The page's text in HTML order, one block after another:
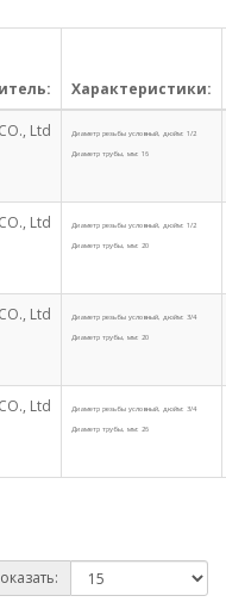
Характеристики:
Ltd Диаметр резьбы условный, дюйм: 1/2
Диаметр трубы, мм: 16
Ltd Диаметр резьбы условный, дюйм: 1/2
Диаметр трубы, мм: 20
Ltd Диаметр резьбы условный, дюйм: 3/4
Диаметр трубы, мм: 20
Ltd Диаметр резьбы условный, дюйм: 3/4
Диаметр трубы, мм: 26